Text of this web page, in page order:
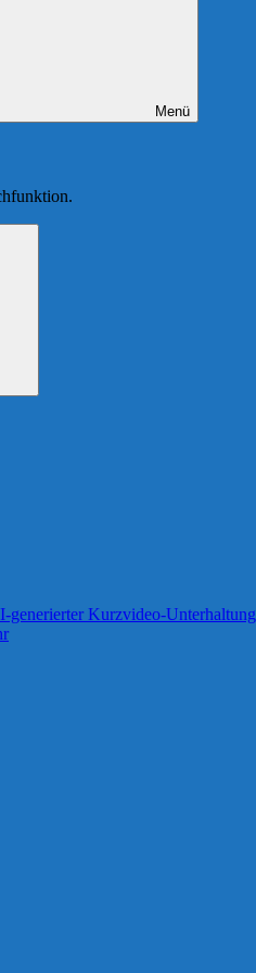
Menü
generierter Kurzvideo-Unterhaltung